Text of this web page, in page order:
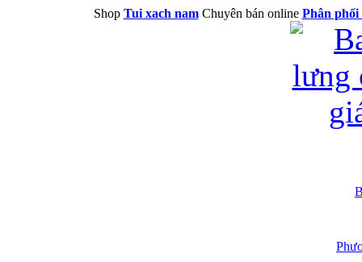
Shop Tui xach namChuyên bán online Phân phối